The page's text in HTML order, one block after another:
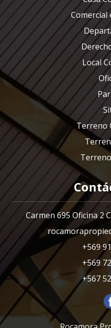
Comercial
Local
Terreno
Carmen 695 Oficina 2
+569
+569
+567